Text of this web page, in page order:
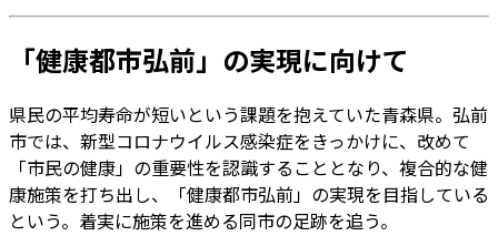
「健康都市弘前」の実現に向けて
県民の平均寿命が短いという課題を抱えていた青森県。弘前
市では、新型コロナウイルス感染症をきっかけに、改めて
「市民の健康」の重要性を認識することとなり、複合的な健
康施策を打ち出し、「健康都市弘前」の実現を目指している
という。着実に施策を進める同市の足跡を追う。